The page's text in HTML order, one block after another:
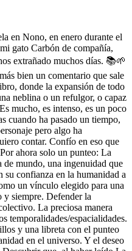
en Nono, en enero durante el
gato Carbón de compañía,
extrañado muchos días. 📚🌱
bien un comentario que sale
donde la expansión de todo
neblina o un refulgor, o capaz
mucho, es intenso, es un poco
cuando ha pasado un tiempo,
pero algo ha
contar. Confío en eso que
ahora solo un punteo: La
mundo, una ingenuidad que
confianza en la humanidad a
un vínculo elegido para una
y siempre. Defender la
La preciosa manera
temporalidades/espacialidades.
y una libreta con el punteo
en el universo. Y el deseo